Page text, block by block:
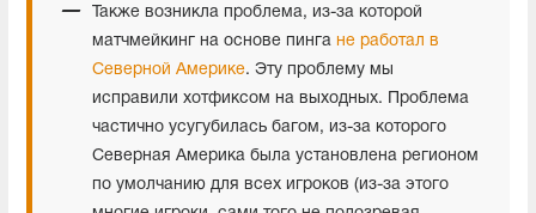
Также возникла проблема, из-за которой
матчмейкинг на основе пинга не работал в
Северной Америке. Эту проблему мы
исправили хотфиксом на выходных. Проблема
частично усугубилась багом, из-за которого
Северная Америка была установлена регионом
по умолчанию для всех игроков (из-за этого